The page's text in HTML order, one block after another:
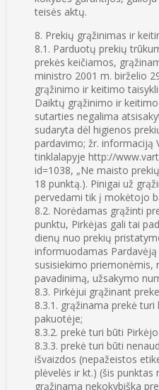
teisės aktų.
8. Prekių grąžinimas ir
8.1. Parduotų prekių
prekės keičiamos,
ministro 2001 m. birželio
grąžinimo ir keitimo
Daiktų grąžinimo ir
sutarties negalima
sudaryta dėl higienos
pardavimo; žr. informaciją
tinklalapyje http://
id=1038, „Ne maisto
18 punktą.). Pinigai už
pervedami tik į mokėtojo
8.2. Norėdamas grąžinti
punktu, Pirkėjas gali tai
dienų nuo prekių
informuodamas
susisiekimo priemonėmis,
pavadinimą, užsakymo
8.3. Pirkėjui grąžinant
8.3.1. grąžinama prekė
pakuotėje;
8.3.2. prekė turi būti
8.3.3. prekė turi būti
išvaizdos (nepažeistos
plėvelės ir kt.) (šis
grąžinama nekokybiška